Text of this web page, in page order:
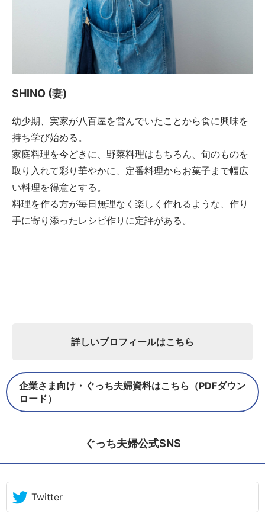
SHINO (妻)
幼少期、実家が八百屋を営んでいたことから食に興味を
持ち学び始める。
家庭料理を今どきに、野菜料理はもちろん、旬のものを
取り入れて彩り華やかに、定番料理からお菓子まで幅広
い料理を得意とする。
料理を作る方が毎日無理なく楽しく作れるような、作り
手に寄り添ったレシピ作りに定評がある。
詳しいプロフィールはこちら
企業さま向け・ぐっち夫婦資料はこちら（PDFダウン
ロード）
ぐっち夫婦公式SNS
Twitter